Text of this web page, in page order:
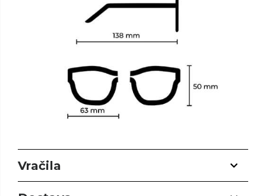
Vračila